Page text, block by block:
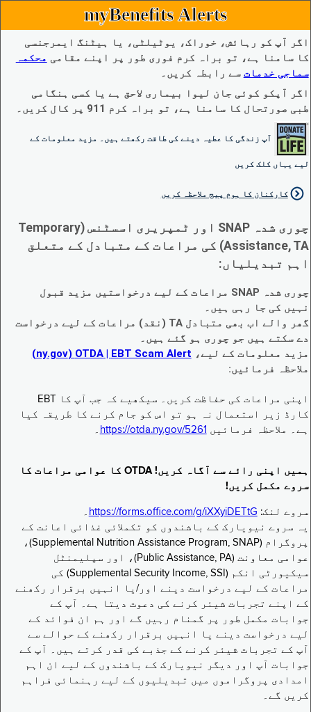
myBenefits Alerts
اگر آپ کو رہائش، خوراک، یوٹیلٹی، یا ہیٹنگ ایمرجنسی
کا سامنا ہے، تو براہ کرم فوری طور پر اپنے مقامی محکمہ
سماجی خدمات سے رابطہ کریں۔
اگر آپکو کوئی جان لیوا بیماری لاحق ہے یا کسی ہنگامی
طبی صورتحال کا سامنا ہے، تو براہ کرم 911 پر کال کریں۔
آپ زندگی کا عطیہ دینے کی طاقت رکھتے ہیں۔ مزید معلومات کے
لیے یہاں کلک کریں
کارکنان کا ہوم پیج ملاحظہ کریں
چوری شدہ SNAP اور ٹمپریری اسسٹنس (Temporary
Assistance, TA) کی مراعات کے متبادل کے متعلق
اہم تبدیلیاں:
چوری شدہ SNAP مراعات کے لیے درخواستیں مزید قبول
نہیں کی جا رہی ہیں۔
گھر والے اب بھی متبادل TA (نقد) مراعات کے لیے درخواست
دے سکتے ہیں جو چوری ہو گئے ہیں۔
مزید معلومات کے لیے، EBT Scam Alert ‏| OTDA ‏(ny.gov)
ملاحظہ فرمائیں:
اپنی مراعات کی حفاظت کریں۔ سیکھیے کہ جب آپ کا EBT
کارڈ زیر استعمال نہ ہو تو اس کو جام کرنے کا طریقہ کیا
ہے۔ ملاحظہ فرمائیں https://otda.ny.gov/5261 ۔
ہمیں اپنی رائے سے آگاہ کریں! OTDA کا عوامی مراعات کا
سروے مکمل کریں!
سروے لنک: https://forms.office.com/g/iXXyiDETtG ۔
یہ سروے نیویارک کے باشندوں کو تکملائی غذائی اعانت کے
پروگرام (Supplemental Nutrition Assistance Program, SNAP)،
عوامی معاونت (Public Assistance, PA)، اور سپلیمنٹل
سیکیورٹی انکم (Supplemental Security Income, SSI) کی
مراعات کے لیے درخواست دینے اور/یا انہیں برقرار رکھنے
کے اپنے تجربات شیئر کرنے کی دعوت دیتا ہے۔ آپ کے
جوابات مکمل طور پر گمنام رہیں گے اور ہم ان فوائد کے
لیے درخواست دینے یا انہیں برقرار رکھنے کے حوالے سے
آپ کے تجربات شیئر کرنے کے جذبے کی قدر کرتے ہیں۔ آپ کے
جوابات آپ اور دیگر نیویارک کے باشندوں کے لیے ان اہم
امدادی پروگراموں میں تبدیلیوں کے لیے رہنمائی فراہم
کریں گے۔